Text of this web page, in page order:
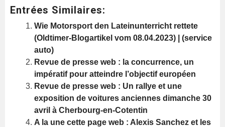
Entrées Similaires:
Wie Motorsport den Lateinunterricht rettete
(Oldtimer-Blogartikel vom 08.04.2023) | (service
auto)
Revue de presse web : la concurrence, un
impératif pour atteindre l’objectif européen
Revue de presse web : Un rallye et une
exposition de voitures anciennes dimanche 30
avril à Cherbourg-en-Cotentin
A la une cette page web : Alexis Sanchez et les